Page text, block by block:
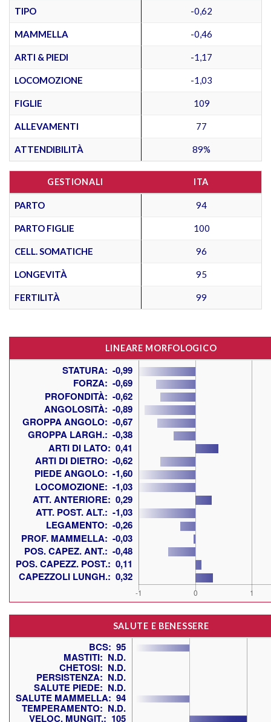
TIPO -0,62
MAMMELLA -0,46
ARTI & PIEDI -1,17
LOCOMOZIONE -1,03
FIGLIE 109
ALLEVAMENTI 77
ATTENDIBILITÀ 89%
GESTIONALI ITA
PARTO 94
PARTO FIGLIE 100
CELL. SOMATICHE 96
LONGEVITÀ 95
FERTILITÀ 99
LINEARE MORFOLOGICO
SALUTE E BENESSERE